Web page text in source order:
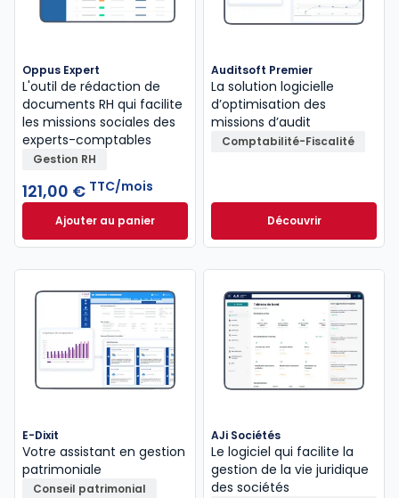
Oppus Expert
L'outil de rédaction de
documents RH qui facilite
les missions sociales des
experts-comptables
Gestion RH
121,00 € TTC/mois
Ajouter au panierOppus Expert à 121,00 € TTC/mois
Auditsoft Premier
La solution logicielle
d’optimisation des
missions d’audit
Comptabilité-Fiscalité
Découvrir
E-Dixit
Votre assistant en gestion
patrimoniale
Conseil patrimonial
AJi Sociétés
Le logiciel qui facilite la
gestion de la vie juridique
des sociétés